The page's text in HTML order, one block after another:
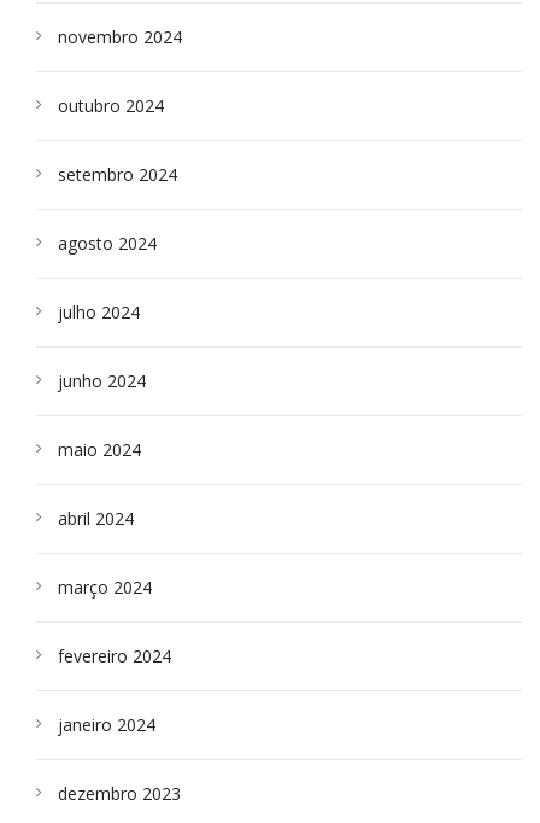
novembro 2024
outubro 2024
setembro 2024
agosto 2024
julho 2024
junho 2024
maio 2024
abril 2024
março 2024
fevereiro 2024
janeiro 2024
dezembro 2023